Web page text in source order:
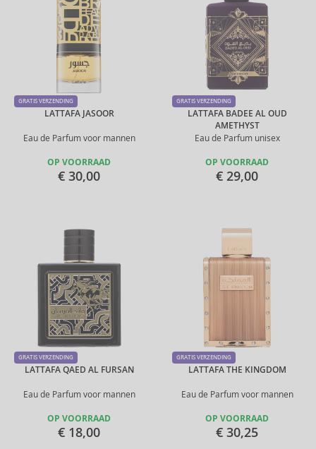
LATTAFA JASOOR
Eau de Parfum voor mannen
GRATIS VERZENDING
OP VOORRAAD
€ 30,00
LATTAFA BADEE AL OUD
AMETHYST
Eau de Parfum unisex
GRATIS VERZENDING
OP VOORRAAD
€ 29,00
LATTAFA QAED AL FURSAN
Eau de Parfum voor mannen
GRATIS VERZENDING
OP VOORRAAD
€ 18,00
LATTAFA THE KINGDOM
Eau de Parfum voor mannen
GRATIS VERZENDING
OP VOORRAAD
€ 30,25